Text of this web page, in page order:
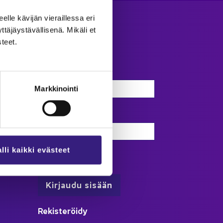
kä­vi­jän vie­rail­les­sa eri
Mi­kä­li et
Markkinointi
kaikki evästeet
Käyttäjätunnus
Salasana
Re­kis­te­röi­dy